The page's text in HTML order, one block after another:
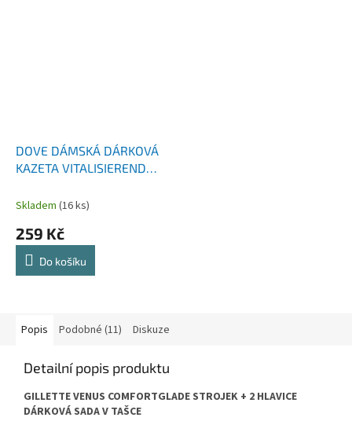
DOVE DÁMSKÁ DÁRKOVÁ
KAZETA VITALISIEREND
DEOSPRAY 150 ML +
Skladem (16 ks)
259 Kč
Do košíku
Popis Podobné (11) Diskuze
Detailní popis produktu
GILLETTE VENUS COMFORTGLADE STROJEK + 2 HLAVICE
DÁRKOVÁ SADA V TAŠCE